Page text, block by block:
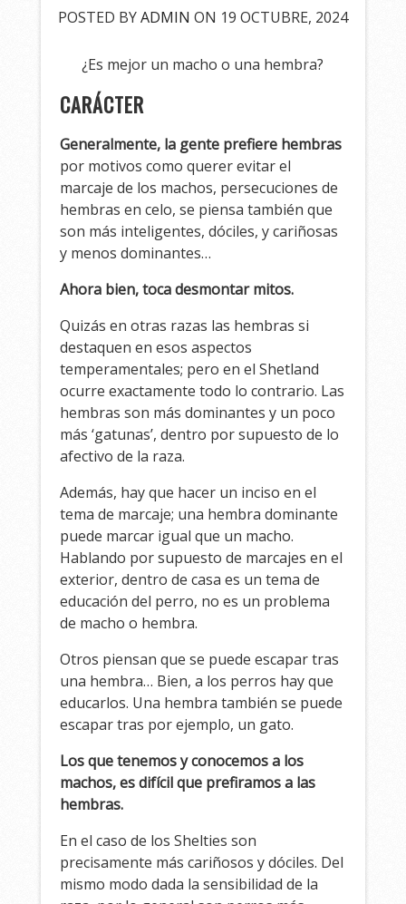
POSTED BYADMIN ON 19 OCTUBRE, 2024
¿Es mejor un macho o una hembra?
CARÁCTER
Generalmente, la gente prefiere hembras
por motivos como querer evitar el
marcaje de los machos, persecuciones de
hembras en celo, se piensa también que
son más inteligentes, dóciles, y cariñosas
y menos dominantes…
Ahora bien, toca desmontar mitos.
Quizás en otras razas las hembras si
destaquen en esos aspectos
temperamentales; pero en el Shetland
ocurre exactamente todo lo contrario. Las
hembras son más dominantes y un poco
más ‘gatunas’, dentro por supuesto de lo
afectivo de la raza.
Además, hay que hacer un inciso en el
tema de marcaje; una hembra dominante
puede marcar igual que un macho.
Hablando por supuesto de marcajes en el
exterior, dentro de casa es un tema de
educación del perro, no es un problema
de macho o hembra.
Otros piensan que se puede escapar tras
una hembra… Bien, a los perros hay que
educarlos. Una hembra también se puede
escapar tras por ejemplo, un gato.
Los que tenemos y conocemos a los
machos, es difícil que prefiramos a las
hembras.
En el caso de los Shelties son
precisamente más cariñosos y dóciles. Del
mismo modo dada la sensibilidad de la